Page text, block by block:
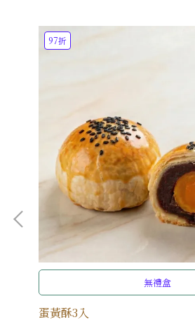
97折
無禮盒
蛋黃酥3入